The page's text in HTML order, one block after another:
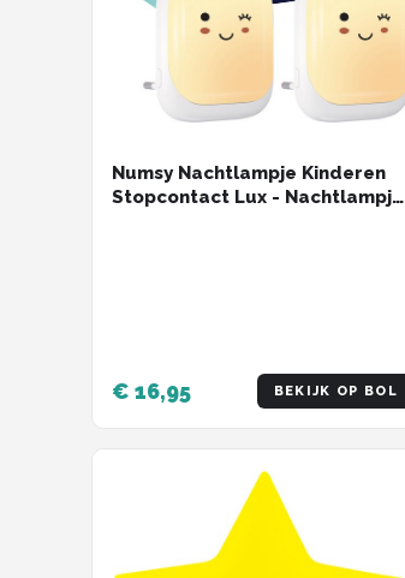
Numsy Nachtlampje Kinderen
Stopcontact Lux - Nachtlampje
€ 16,95 BEKIJK OP BOL